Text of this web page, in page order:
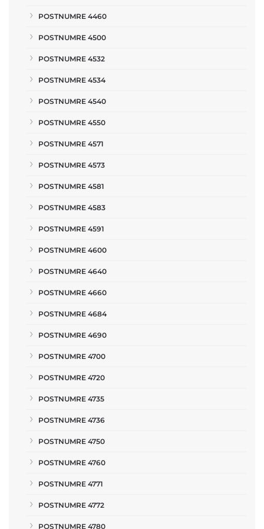
POSTNUMRE 4460
POSTNUMRE 4500
POSTNUMRE 4532
POSTNUMRE 4534
POSTNUMRE 4540
POSTNUMRE 4550
POSTNUMRE 4571
POSTNUMRE 4573
POSTNUMRE 4581
POSTNUMRE 4583
POSTNUMRE 4591
POSTNUMRE 4600
POSTNUMRE 4640
POSTNUMRE 4660
POSTNUMRE 4684
POSTNUMRE 4690
POSTNUMRE 4700
POSTNUMRE 4720
POSTNUMRE 4735
POSTNUMRE 4736
POSTNUMRE 4750
POSTNUMRE 4760
POSTNUMRE 4771
POSTNUMRE 4772
POSTNUMRE 4780